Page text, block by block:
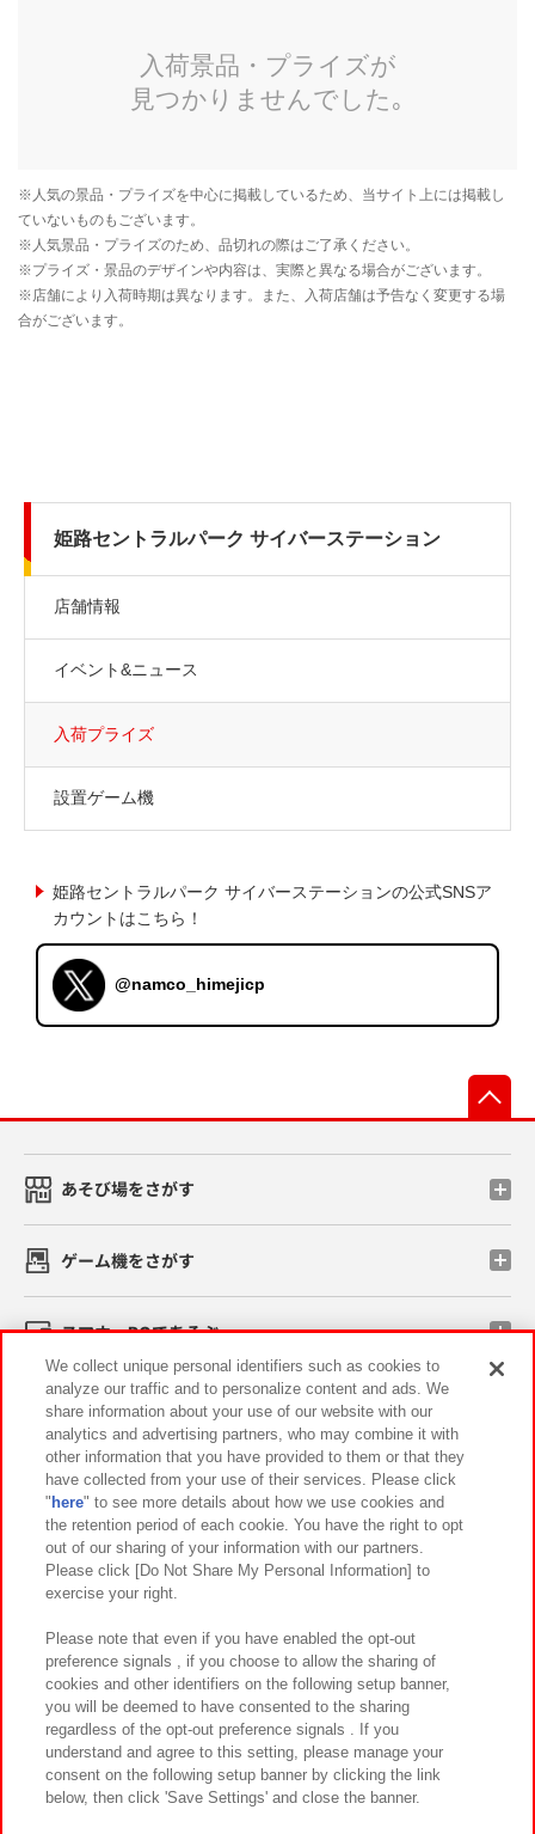
姫路セントラルパーク サイバーステーション
店舗情報
イベント&ニュース
入荷プライズ
設置ゲーム機
姫路セントラルパーク サイバーステーションの公式SNSア
カウントはこちら！
@namco_himejicp
あそび場をさがす
ゲーム機をさがす
スマホ・PCであそぶ
イベント・キャンペーン
関連会社 サステナビリティ サイトポリシー
プライバシーポリシー ウェブアクセシビリティ方針と検証結果
お取引先さまとともに
カスタマーハラスメント対応方針 よくあるご質問・お問い合わせ
©Bandai Namco Amusement Inc.
We collect unique personal identifiers such as cookies to
analyze our traffic and to personalize content and ads. We
share information about your use of our website with our
analytics and advertising partners, who may combine it with
other information that you have provided to them or that they
have collected from your use of their services. Please click
" here" to see more details about how we use cookies and
the retention period of each cookie. You have the right to opt
out of our sharing of your information with our partners.
Please click [Do Not Share My Personal Information] to
exercise your right.
Please note that even if you have enabled the opt-out
preference signals , if you choose to allow the sharing of
cookies and other identifiers on the following setup banner,
you will be deemed to have consented to the sharing
regardless of the opt-out preference signals . If you
understand and agree to this setting, please manage your
consent on the following setup banner by clicking the link
below, then click 'Save Settings' and close the banner.